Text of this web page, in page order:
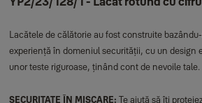
Lacătele de călătorie au fost construite
experiență în domeniul securității, cu un design
unor teste riguroase, ținând cont de nevoile tale.
SECURITATE ÎN MIȘCARE: Te ajută să îți